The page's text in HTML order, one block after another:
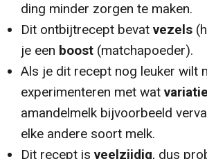
ding minder zorgen te maken.
Dit ontbijtrecept bevat vezels
je een boost (matchapoeder).
Als je dit recept nog leuker wilt
experimenteren met wat
amandelmelk bijvoorbeeld
elke andere soort melk.
Dit recept is veelzijdig, dus